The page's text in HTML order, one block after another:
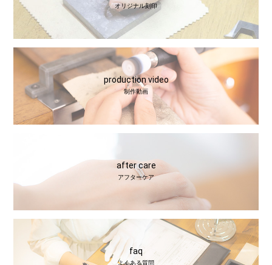
オリジナル刻印
production video
制作動画
after care
アフターケア
faq
よくある質問